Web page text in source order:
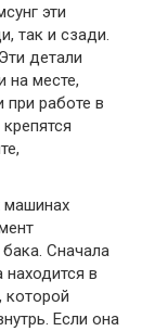
эти
так и сзади.
детали
на месте,
работе в
машинах
Сначала
находится в
которой
Если она